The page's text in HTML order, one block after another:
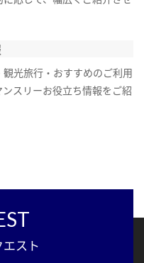
光旅行・おすすめのご利用
スリーお役立ち情報をご紹
スト